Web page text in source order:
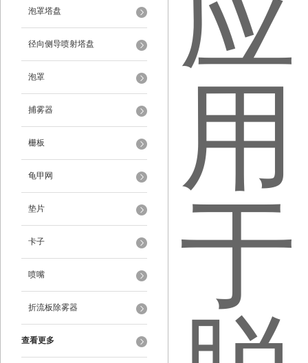
泡罩塔盘
径向侧导喷射塔盘
泡罩
捕雾器
栅板
龟甲网
垫片
卡子
喷嘴
折流板除雾器
查看更多